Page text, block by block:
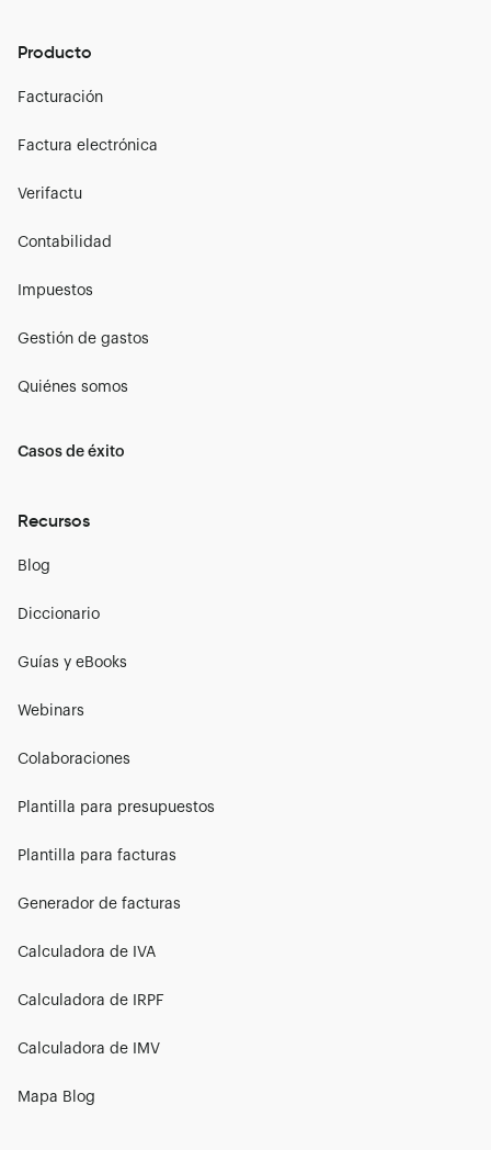
Producto
Facturación
Factura electrónica
Verifactu
Contabilidad
Impuestos
Gestión de gastos
Quiénes somos
Casos de éxito
Recursos
Blog
Diccionario
Guías y eBooks
Webinars
Colaboraciones
Plantilla para presupuestos
Plantilla para facturas
Generador de facturas
Calculadora de IVA
Calculadora de IRPF
Calculadora de IMV
Mapa Blog